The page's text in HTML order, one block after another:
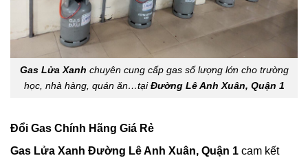
Gas Lửa Xanh chuyên cung cấp gas số lượng lớn cho trường
học, nhà hàng, quán ăn…tạiĐường Lê Anh Xuân, Quận 1
Đổi Gas Chính Hãng Giá Rẻ
Gas Lửa Xanh Đường Lê Anh Xuân, Quận 1 cam kết